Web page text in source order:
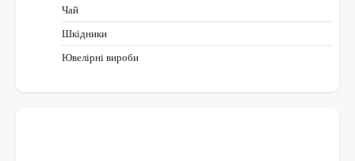
Чай
Шкідники
Ювелірні вироби